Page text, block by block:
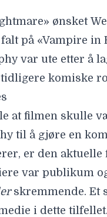
ønsket
på «Vampire in
var ute etter å
komiske
at filmen skulle
til å gjøre en
er den
var publikum
skremmende. Et
i dette tilfellet.